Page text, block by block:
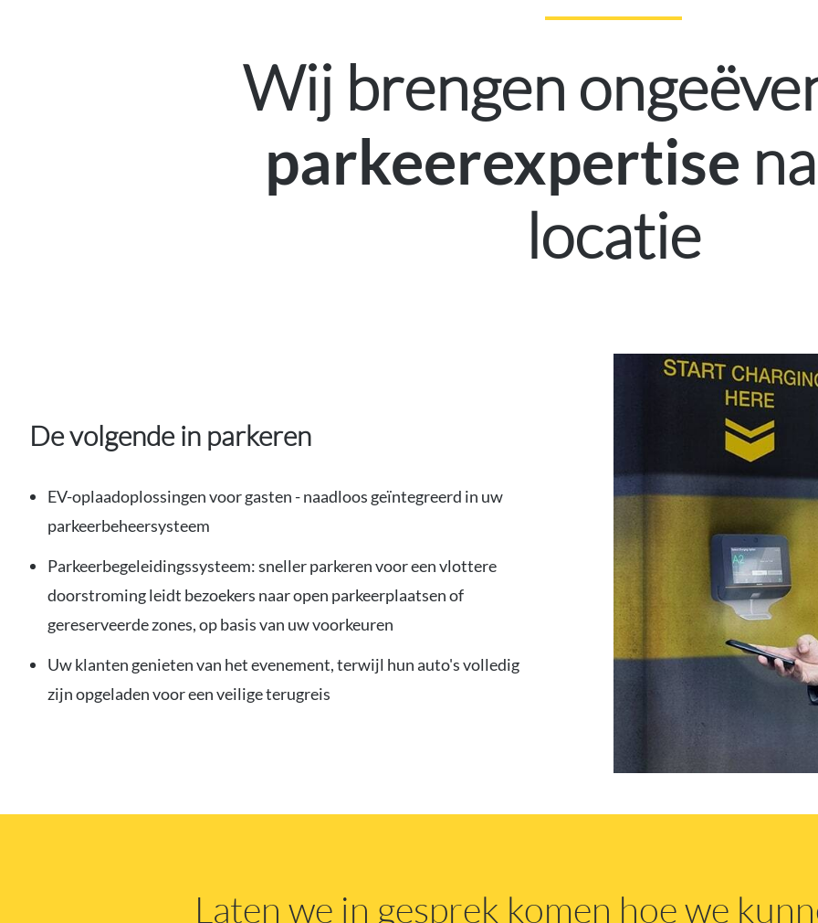
Wij brengen
parkeerexpertise
locatie
De volgende in parkeren
EV-oplaadoplossingen voor gasten - naadloos geïntegreerd in uw
parkeerbeheersysteem
Parkeerbegeleidingssysteem: sneller parkeren voor een vlottere
doorstroming leidt bezoekers naar open parkeerplaatsen of
gereserveerde zones, op basis van uw voorkeuren
Uw klanten genieten van het evenement, terwijl hun auto's volledig
zijn opgeladen voor een veilige terugreis
Laten we in gesprek komen hoe we